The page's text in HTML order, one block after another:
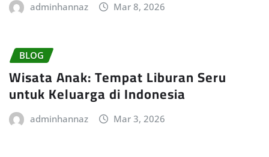
adminhannaz Mar 8, 2026
BLOG
Wisata Anak: Tempat Liburan Seru
untuk Keluarga di Indonesia
adminhannaz Mar 3, 2026